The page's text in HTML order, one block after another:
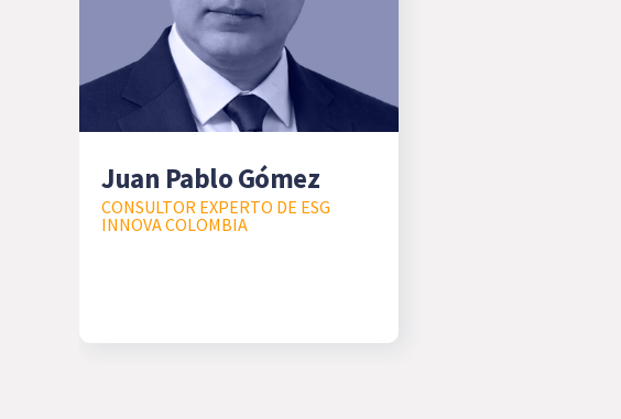
Juan Pablo Gómez
CONSULTOR EXPERTO DE ESG
INNOVA COLOMBIA